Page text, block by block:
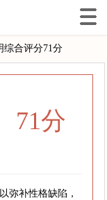
综合评分71分
71分
弥补性格缺陷，